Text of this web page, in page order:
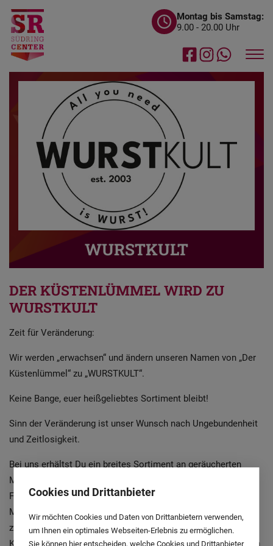
Cookies und Drittanbieter
Wir möchten Cookies und Daten von Drittanbietern verwenden,
um Ihnen ein optimales Webseiten-Erlebnis zu ermöglichen.
Sie können hier entscheiden, welche Cookies und Drittanbieter
Montag bis Samstag:
9.00 - 20.00 Uhr
WURSTKULT
DER KÜSTENLÜMMEL WIRD ZU
WURSTKULT
Zeit für Veränderung:
Wir werden „erwachsen“ und ändern unseren Namen von „Der
Küstenlümmel“ zu „WURSTKULT“.
Keine Bange, euer heißgeliebtes Sortiment bleibt!
Sinn der Veränderung ist unser Wunsch nach Ungebundenheit
und Zeitlosigkeit.
Bei uns erhältst Du ein breites Sortiment an geräucherten
Mettwürsten zum Sofortverzehr und einigen
Frischwurstsorten. Außerdem kannst Du Dir ein heißes
Mettende oder eine heiße Bockwurst für den Hunger
zwischendurch abholen; egal ob im Brötchen oder mit
Kartoffelsalat/ Krautsalat, am besten mit einem erfrischenden